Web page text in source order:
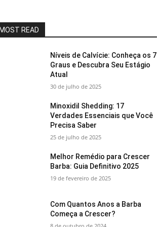
READ
Níveis de Calvície: Conheça os 7
Graus e Descubra Seu Estágio
Atual
30 de julho de 2025
Minoxidil Shedding: 17
Verdades Essenciais que Você
Precisa Saber
25 de julho de 2025
Melhor Remédio para Crescer
Barba: Guia Definitivo 2025
19 de fevereiro de 2025
Com Quantos Anos a Barba
Começa a Crescer?